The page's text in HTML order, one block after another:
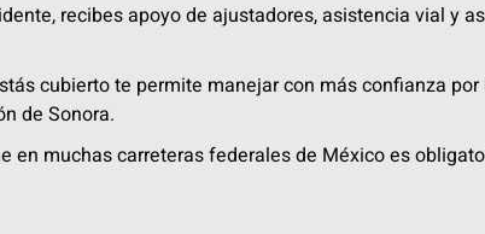
recibes apoyo de ajustadores, asistencia vial y
cubierto te permite manejar con más confianza
de Sonora.
en muchas carreteras federales de México es